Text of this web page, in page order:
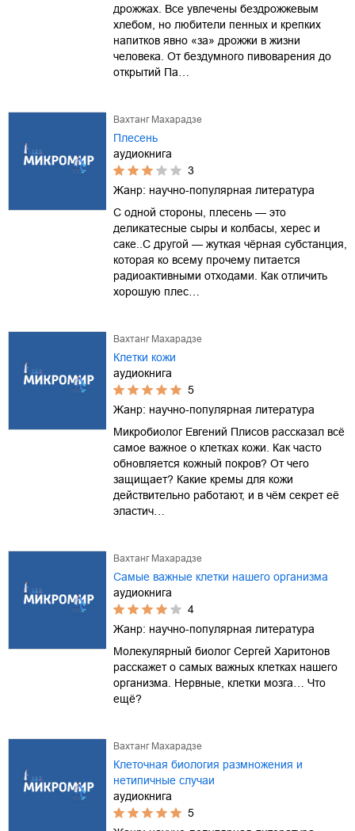
дрожжах. Все увлечены бездрожжевым
хлебом, но любители пенных и крепких
напитков явно «за» дрожжи в жизни
человека. От бездумного пивоварения до
открытий Па…
Вахтанг Махарадзе
Плесень
аудиокнига
3
Жанр: научно-популярная литература
С одной стороны, плесень — это
деликатесные сыры и колбасы, херес и
саке..С другой — жуткая чёрная субстанция,
которая ко всему прочему питается
радиоактивными отходами. Как отличить
хорошую плес…
Вахтанг Махарадзе
Клетки кожи
аудиокнига
5
Жанр: научно-популярная литература
Микробиолог Евгений Плисов рассказал всё
самое важное о клетках кожи. Как часто
обновляется кожный покров? От чего
защищает? Какие кремы для кожи
действительно работают, и в чём секрет её
эластич…
Вахтанг Махарадзе
Самые важные клетки нашего организма
аудиокнига
4
Жанр: научно-популярная литература
Молекулярный биолог Сергей Харитонов
расскажет о самых важных клетках нашего
организма. Нервные, клетки мозга… Что
ещё?
Вахтанг Махарадзе
Клеточная биология размножения и
нетипичные случаи
аудиокнига
5